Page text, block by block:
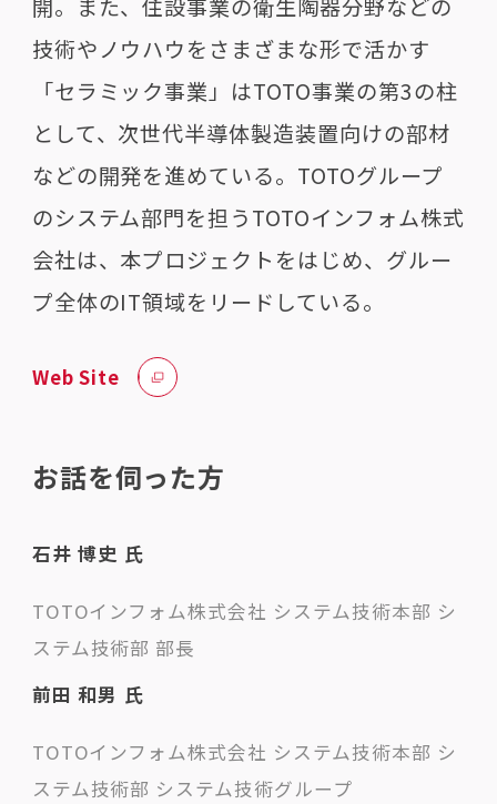
開。また、住設事業の衛生陶器分野などの
技術やノウハウをさまざまな形で活かす
「セラミック事業」はTOTO事業の第3の柱
として、次世代半導体製造装置向けの部材
などの開発を進めている。TOTOグループ
のシステム部門を担うTOTOインフォム株式
会社は、本プロジェクトをはじめ、グルー
プ全体のIT領域をリードしている。
Web Site
お話を伺った方
石井 博史 氏
TOTOインフォム株式会社 システム技術本部 シ
ステム技術部 部長
前田 和男 氏
TOTOインフォム株式会社 システム技術本部 シ
ステム技術部 システム技術グループ